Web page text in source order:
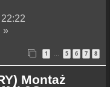
»
1 … 5 6 7 8
Montaż